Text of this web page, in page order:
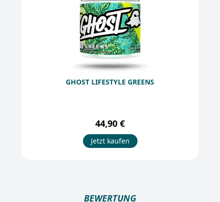
GHOST LIFESTYLE GREENS
44,90 €
Jetzt kaufen
BEWERTUNG